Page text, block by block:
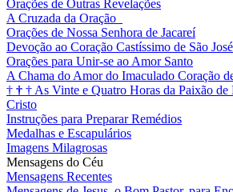
Orações de Outras Revelações
A Cruzada da Oração
Orações de Nossa Senhora de Jacareí
Devoção ao Coração Castíssimo de São José
Orações para Unir-se ao Amor Santo
A Chama do Amor do Imaculado Coração
† † † As Vinte e Quatro Horas da Paixão de
Cristo
Instruções para Preparar Remédios
Medalhas e Escapulários
Imagens Milagrosas
Mensagens do Céu
Mensagens Recentes